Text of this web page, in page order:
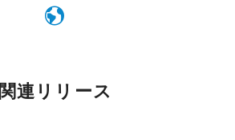
関連リリース